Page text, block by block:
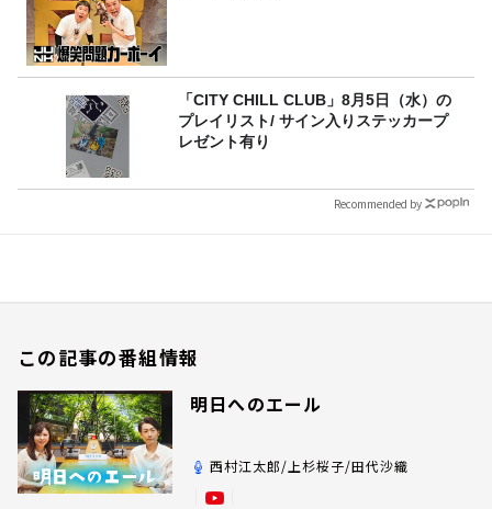
「CITY CHILL CLUB」8月5日（水）の
プレイリスト/ サイン入りステッカープ
レゼント有り
Recommended by
この記事の番組情報
明日へのエール
西村江太郎/上杉桜子/田代沙織